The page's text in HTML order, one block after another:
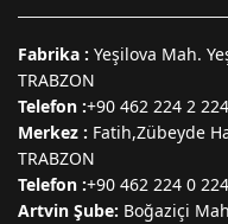
Fabrika : Yeşilova Mah.
TRABZON
Telefon :+90 462 224 2 224
Merkez : Fatih,Zübeyde
TRABZON
Telefon :+90 462 224 0 224
Artvin Şube: Boğaziçi